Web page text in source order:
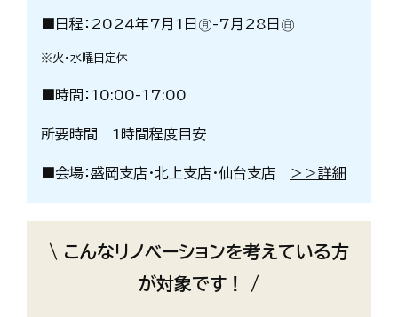
■日程：2024年7月1日㊊-7月28日㊐
※火・水曜日定休
■時間：10:00-17:00
所要時間 1時間程度目安
■会場：盛岡支店・北上支店・仙台支店 ＞＞詳細
\ こんなリノベーションを考えている方
が対象です！ /